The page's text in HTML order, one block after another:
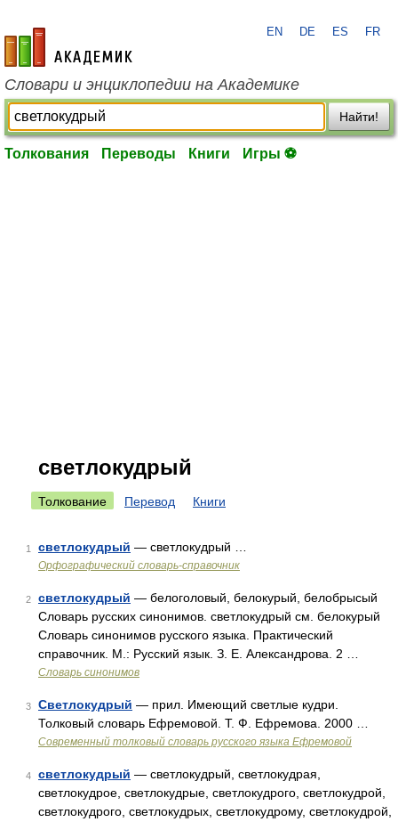
academic.ru
EN DE ES FR
Словари и энциклопедии на Академике
Найти!
Толкования Переводы Книги Игры ⚽
светлокудрый
Толкование Перевод Книги
1 светлокудрый — светлокудрый …
Орфографический словарь-справочник
2 светлокудрый — белоголовый, белокурый, белобрысый
Словарь русских синонимов. светлокудрый см. белокурый
Словарь синонимов русского языка. Практический
справочник. М.: Русский язык. З. Е. Александрова. 2 …
Словарь синонимов
3 Светлокудрый — прил. Имеющий светлые кудри.
Толковый словарь Ефремовой. Т. Ф. Ефремова. 2000 …
Современный толковый словарь русского языка Ефремовой
4 светлокудрый — светлокудрый, светлокудрая,
светлокудрое, светлокудрые, светлокудрого, светлокудрой,
светлокудрого, светлокудрых, светлокудрому, светлокудрой,